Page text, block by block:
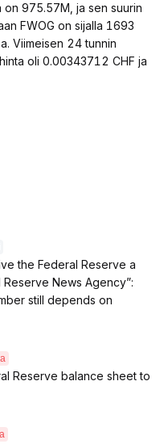
975.57M, ja sen suurin
FWOG on sijalla 1693
Viimeisen 24 tunnin
oli 0.00343712 CHF ja
the Federal Reserve a
News Agency”:
still depends on
Reserve balance sheet to